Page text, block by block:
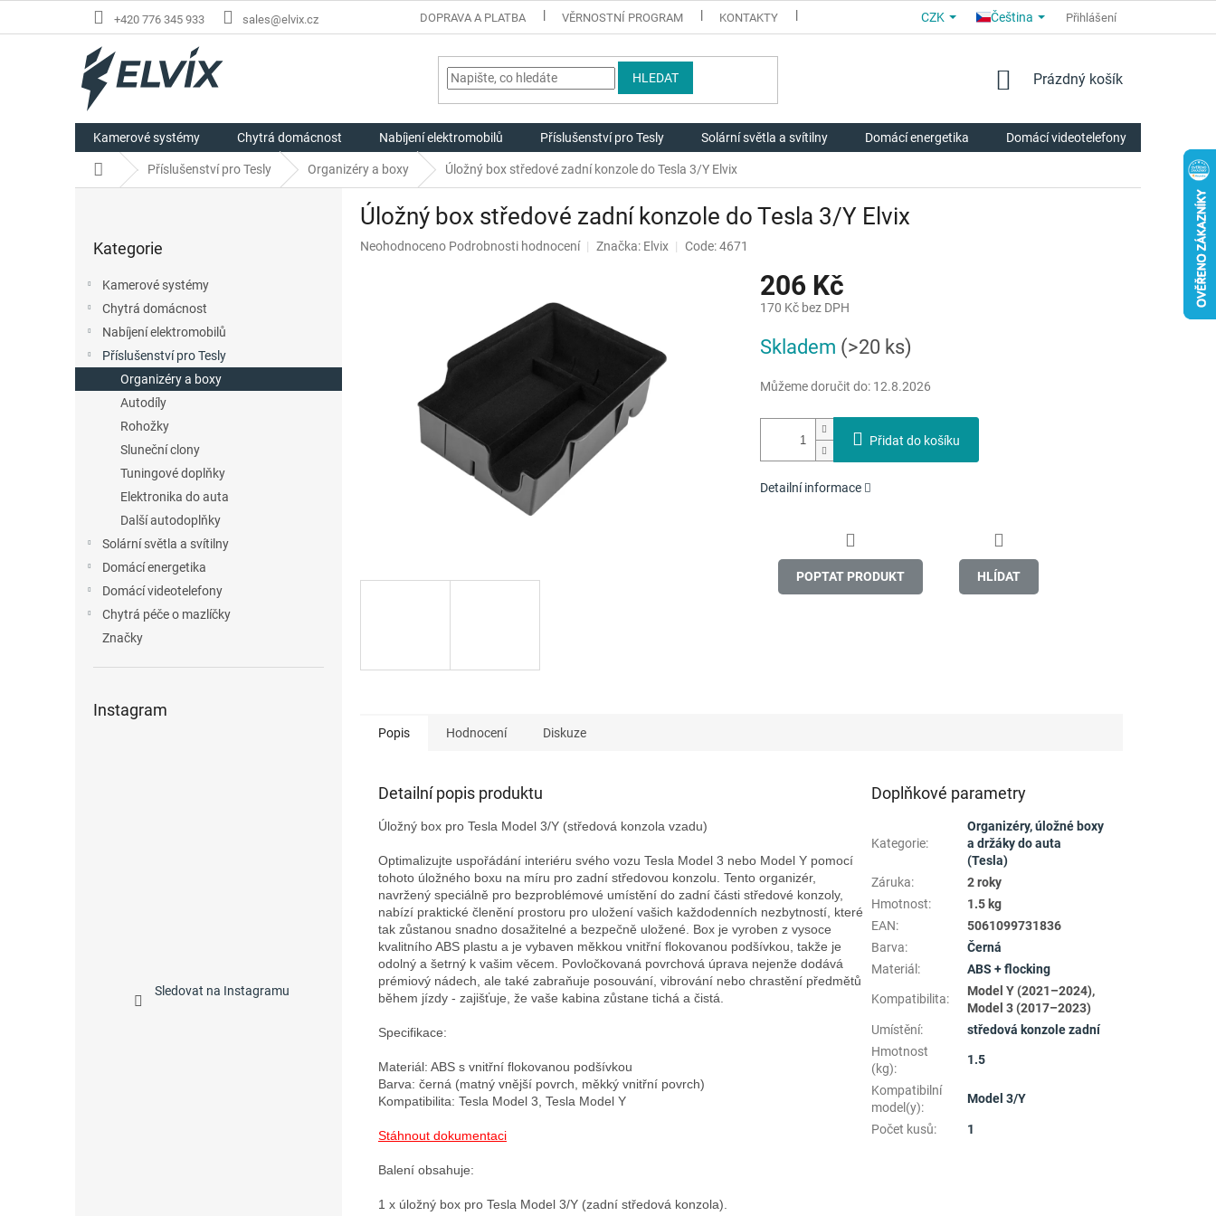
+420 776 345 933 sales@elvix.cz DOPRAVA A PLATBA VĚRNOSTNÍ PROGRAM KONTAKTY OBCHODNÍ PODMÍNKY PRO PARTNERY O NÁS
CZK Čeština Přihlášení
HLEDAT
NÁKUPNÍ
Prázdný košík
Kamerové systémy Chytrá domácnost Nabíjení elektromobilů Příslušenství pro Tesly Solární světla a svítilny Domácí energetika Domácí videotelefony
Domů Příslušenství pro Tesly Organizéry a boxy Úložný box středové zadní konzole do Tesla 3/Y Elvix
a
kategorie
Kategorie
Kamerové systémy
Chytrá domácnost
Nabíjení elektromobilů
Příslušenství pro Tesly
Organizéry a boxy
Autodíly
Rohožky
Sluneční clony
Tuningové doplňky
Elektronika do auta
Další autodoplňky
Solární světla a svítilny
Domácí energetika
Domácí videotelefony
Chytrá péče o mazlíčky
Značky
Instagram
Sledovat na Instagramu
Úložný box středové zadní konzole do Tesla 3/Y Elvix
Průměrné
Neohodnoceno Podrobnosti hodnocení Značka: Elvix Code: 4671
206 Kč
170 Kč bez DPH
cena:
Skladem (>20 ks)
Můžeme doručit do: 12.8.2026
Přidat do košíku
Detailní informace
POPTAT PRODUKT HLÍDAT
Popis Hodnocení Diskuze
Detailní popis produktu
Úložný box pro Tesla Model 3/Y (středová konzola vzadu)
Optimalizujte uspořádání interiéru svého vozu Tesla Model 3 nebo Model Y pomocí
tohoto úložného boxu na míru pro zadní středovou konzolu. Tento organizér,
navržený speciálně pro bezproblémové umístění do zadní části středové konzoly,
nabízí praktické členění prostoru pro uložení vašich každodenních nezbytností, které
tak zůstanou snadno dosažitelné a bezpečně uložené. Box je vyroben z vysoce
kvalitního ABS plastu a je vybaven měkkou vnitřní flokovanou podšívkou, takže je
odolný a šetrný k vašim věcem. Povločkovaná povrchová úprava nejenže dodává
prémiový nádech, ale také zabraňuje posouvání, vibrování nebo chrastění předmětů
během jízdy - zajišťuje, že vaše kabina zůstane tichá a čistá.
Specifikace:
Materiál: ABS s vnitřní flokovanou podšívkou
Barva: černá (matný vnější povrch, měkký vnitřní povrch)
Kompatibilita: Tesla Model 3, Tesla Model Y
Stáhnout dokumentaci
Balení obsahuje:
1 x úložný box pro Tesla Model 3/Y (zadní středová konzola).
Doplňkové parametry
Kategorie:
Organizéry, úložné boxy
a držáky do auta
(Tesla)
Záruka:
2 roky
Hmotnost:
1.5 kg
EAN:
5061099731836
Barva:
Černá
Materiál: ABS + flocking
Kompatibilita:
Model Y (2021–2024),
Model 3 (2017–2023)
Umístění:
středová konzole zadní
Hmotnost
(kg):
1.5
Kompatibilní
model(y):
Model 3/Y
Počet kusů: 1